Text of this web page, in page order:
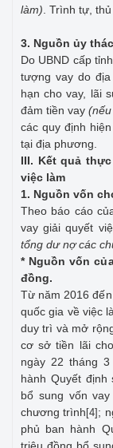
làm) . Trình tự,
3. Nguồn ủy
Do UBND cấp
tượng vay do
hạn cho vay, lãi
đảm tiền vay
các quy định
tại địa phương.
III. Kết quả
việc làm
1. Nguồn vốn
Theo báo cáo
vay giải quyết
tổng dư nợ các
* Nguồn vốn
đồng.
Từ năm 2016
quốc gia về việc
duy trì và mở
cơ sở tiền lãi
ngày 22 tháng
hành Quyết định
bổ sung vốn
chương trình [4] ;
phủ ban hành